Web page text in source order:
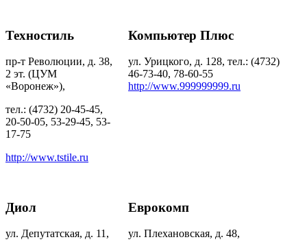
Техностиль
пр-т Революции, д. 38,
2 эт. (ЦУМ
«Воронеж»),
тел.: (4732) 20-45-45,
20-50-05, 53-29-45, 53-
17-75
http://www.tstile.ru
Компьютер Плюс
ул. Урицкого, д. 128, тел.: (4732)
46-73-40, 78-60-55
http://www.999999999.ru
Диол
ул. Депутатская, д. 11,
Еврокомп
ул. Плехановская, д. 48,